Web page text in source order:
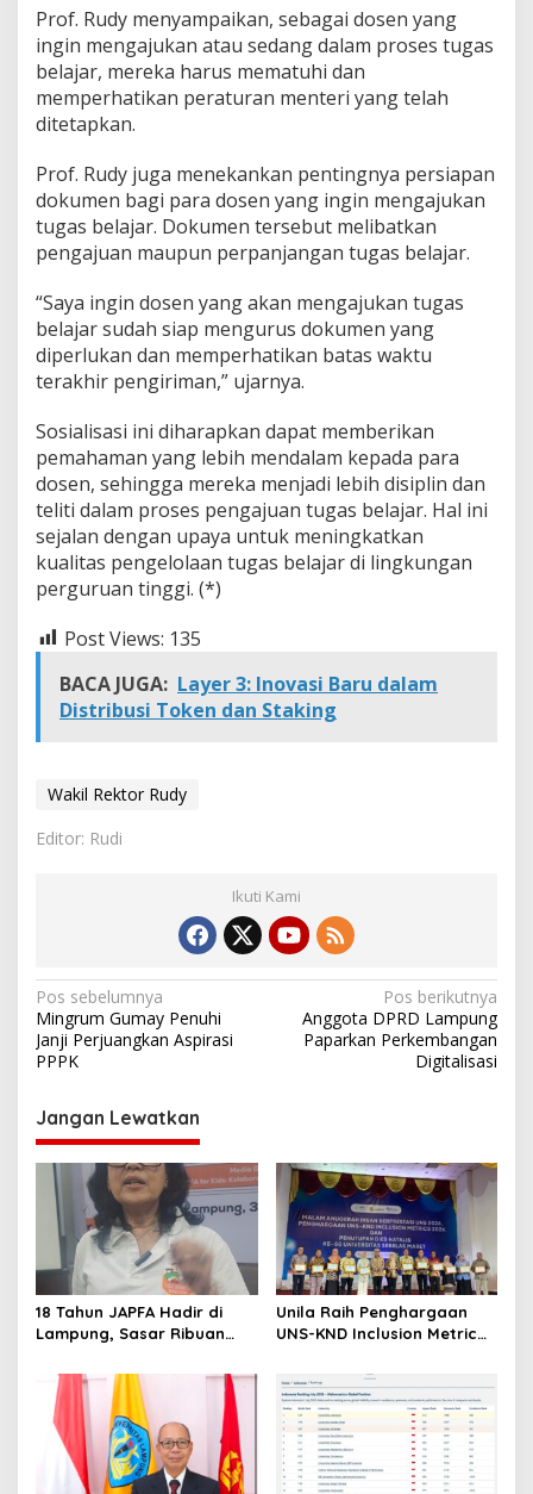
a
r
Prof. Rudy menyampaikan, sebagai dosen yang
ingin mengajukan atau sedang dalam proses tugas
belajar, mereka harus mematuhi dan
memperhatikan peraturan menteri yang telah
ditetapkan.
Prof. Rudy juga menekankan pentingnya persiapan
dokumen bagi para dosen yang ingin mengajukan
tugas belajar. Dokumen tersebut melibatkan
pengajuan maupun perpanjangan tugas belajar.
“Saya ingin dosen yang akan mengajukan tugas
belajar sudah siap mengurus dokumen yang
diperlukan dan memperhatikan batas waktu
terakhir pengiriman,” ujarnya.
Sosialisasi ini diharapkan dapat memberikan
pemahaman yang lebih mendalam kepada para
dosen, sehingga mereka menjadi lebih disiplin dan
teliti dalam proses pengajuan tugas belajar. Hal ini
sejalan dengan upaya untuk meningkatkan
kualitas pengelolaan tugas belajar di lingkungan
perguruan tinggi. (*)
Post Views: 135
BACA JUGA: Layer 3: Inovasi Baru dalam
Distribusi Token dan Staking
Wakil Rektor Rudy
Editor: Rudi
Ikuti Kami
N
a
v
i
g
a
p
o
s
Pos sebelumnya
Mingrum Gumay Penuhi
Janji Perjuangkan Aspirasi
PPPK
Pos berikutnya
Anggota DPRD Lampung
Paparkan Perkembangan
Digitalisasi
Jangan Lewatkan
18 Tahun JAPFA Hadir di
Lampung, Sasar Ribuan
Sehat
Unila Raih Penghargaan
UNS-KND Inclusion Metric